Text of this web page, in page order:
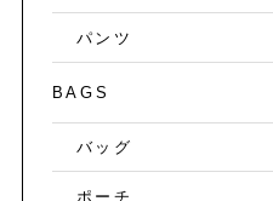
パンツ
BAGS
バッグ
ポーチ